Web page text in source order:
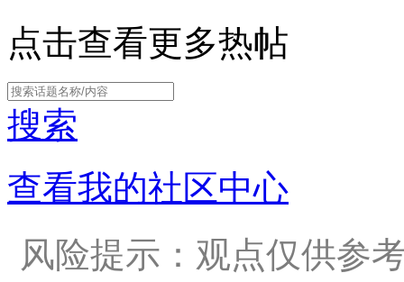
点击查看更多热帖
搜索
查看我的社区中心
风险提示：观点仅供参